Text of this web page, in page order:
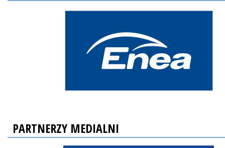
PARTNERZY MEDIALNI